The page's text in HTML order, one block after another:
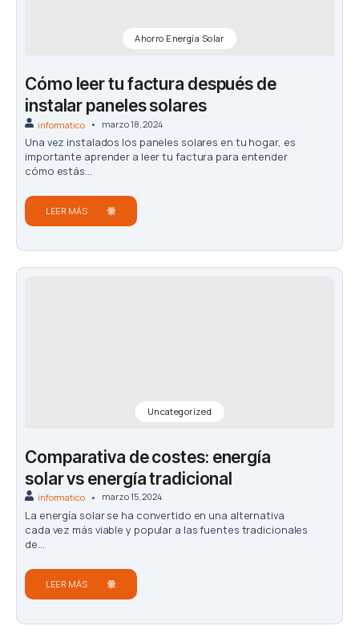
Ahorro Energía Solar
Cómo leer tu factura después de
instalar paneles solares
informatico marzo 18, 2024
Una vez instalados los paneles solares en tu hogar, es
importante aprender a leer tu factura para entender
cómo estás...
LEER MÁS
Uncategorized
Comparativa de costes: energía
solar vs energía tradicional
informatico marzo 15, 2024
La energía solar se ha convertido en una alternativa
cada vez más viable y popular a las fuentes tradicionales
de...
LEER MÁS